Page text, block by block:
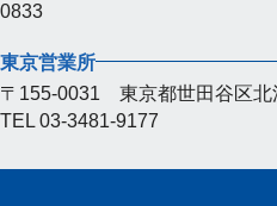
0833
東京営業所
〒155-0031 東京都世田谷区北
TEL 03-3481-9177